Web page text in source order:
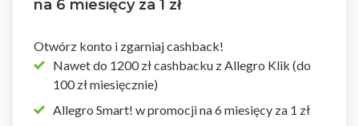
na 6 miesięcy za 1 zł
Otwórz konto i zgarniaj cashback!
Nawet do 1200 zł cashbacku z Allegro Klik (do
100 zł miesięcznie)
Allegro Smart! w promocji na 6 miesięcy za 1 zł